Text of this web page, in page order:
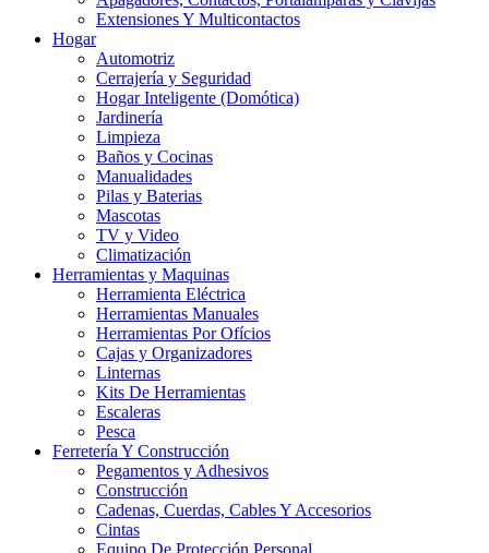
Extensiones Y Multicontactos
Hogar
Automotriz
Cerrajería y Seguridad
Hogar Inteligente (Domótica)
Jardinería
Limpieza
Baños y Cocinas
Manualidades
Pilas y Baterias
Mascotas
TV y Video
Climatización
Herramientas y Maquinas
Herramienta Eléctrica
Herramientas Manuales
Herramientas Por Ofícios
Cajas y Organizadores
Linternas
Kits De Herramientas
Escaleras
Pesca
Ferretería Y Construcción
Pegamentos y Adhesivos
Construcción
Cadenas, Cuerdas, Cables Y Accesorios
Cintas
Equipo De Protección Personal